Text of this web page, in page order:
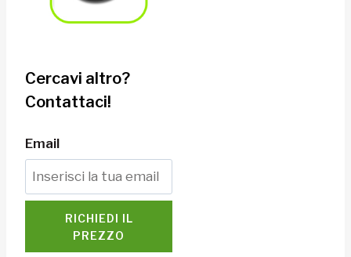
Cercavi altro?
Contattaci!
Email
RICHIEDI IL
PREZZO